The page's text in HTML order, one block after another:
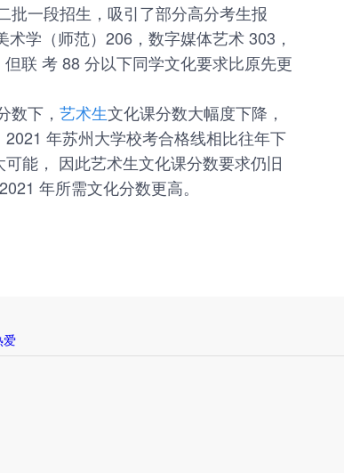
批一段招生，吸引了部分高分考生报
学（师范）206，数字媒体艺术 303，
联 考 88 分以下同学文化要求比原先更
数下， 艺术生文化课分数大幅度下降，
年苏州大学校考合格线相比往年下
能， 因此艺术生文化课分数要求仍旧
年所需文化分数更高。
爱